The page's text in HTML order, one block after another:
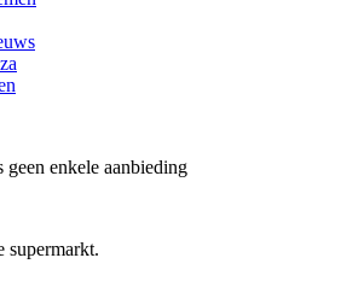
enkele aanbieding
supermarkt.